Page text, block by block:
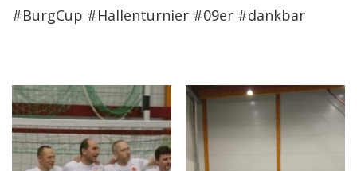
#BurgCup #Hallenturnier #09er #dankbar